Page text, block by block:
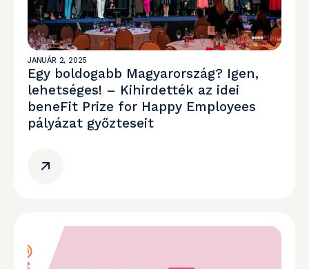
JANUÁR 2, 2025
Egy boldogabb Magyarország? Igen,
lehetséges! – Kihirdették az idei
beneFit Prize for Happy Employees
pályázat győzteseit